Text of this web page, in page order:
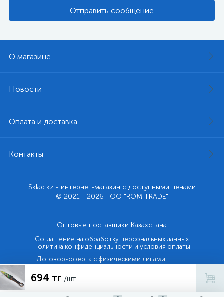
694 тг /шт
Отправить сообщение
О магазине
Новости
Оплата и доставка
Контакты
Sklad.kz - интернет-магазин с доступными ценами
© 2021 - 2026 ТОО "ROM TRADE"
Оптовые поставщики Казахстана
Соглашение на обработку персональных данных
Политика конфиденциальности и условия оплаты
Договор-оферта с физическими лицами
Договор-оферта с юридическими лицами и ИП